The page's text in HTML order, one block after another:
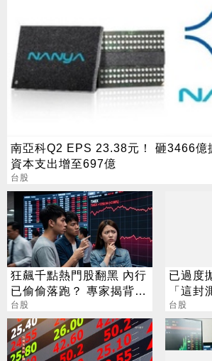
南亞科Q2 EPS 23.38元！ 砸3466億
資本支出增至697億
台股
狂飆千點熱門股翻黑 內行
已偷偷落跑？ 專家揭背後
警訊
台股
已過度
「這
元
台股